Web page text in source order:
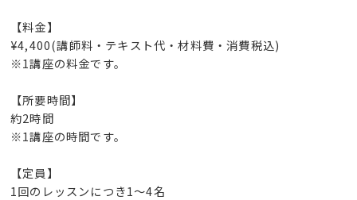
【料金】
¥4,400(講師料・テキスト代・材料費・消費税込)
※1講座の料金です。
【所要時間】
約2時間
※1講座の時間です。
【定員】
1回のレッスンにつき1～4名